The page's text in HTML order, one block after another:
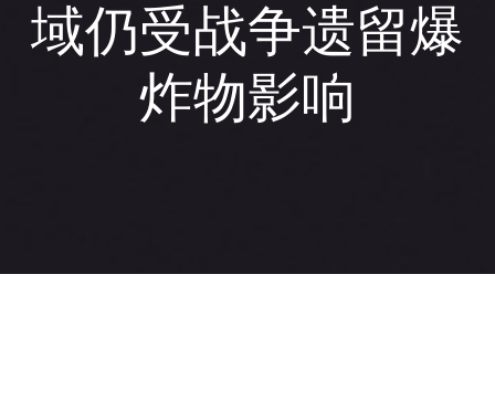
域仍受战争遗留爆
炸物影响